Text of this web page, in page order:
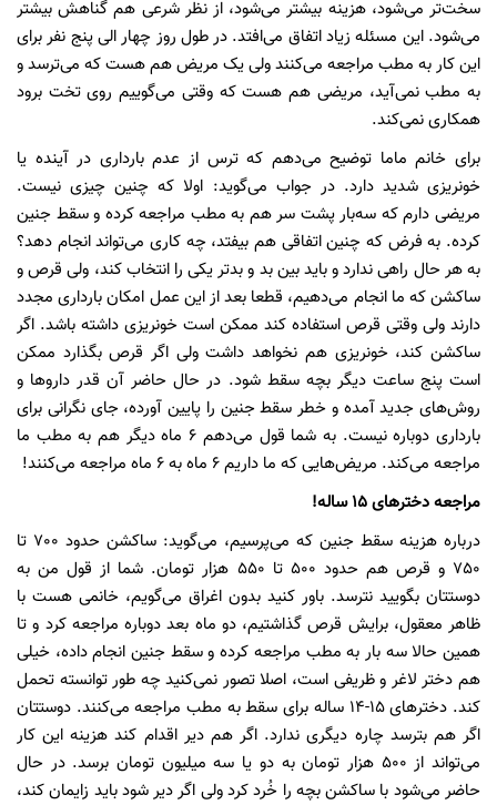
سخت‌تر می‌شود، هزینه بیشتر می‌شود، از نظر شرعی هم گناهش بیشتر
می‌شود. این مسئله زیاد اتفاق می‌افتد. در طول روز چهار الی پنج نفر برای
این کار به مطب مراجعه می‌کنند ولی یک مریض هم هست که می‌ترسد و
به مطب نمی‌آید، مریضی هم هست که وقتی می‌گوییم روی تخت برود
همکاری نمی‌کند.
برای خانم ماما توضیح می‌دهم که ترس از عدم بارداری در آینده یا
خونریزی شدید دارد. در جواب می‌گوید: اولا که چنین چیزی نیست.
مریضی دارم که سه‌بار پشت سر هم به مطب مراجعه کرده و سقط جنین
کرده. به فرض که چنین اتفاقی هم بیفتد، چه کاری می‌تواند انجام دهد؟
به هر حال راهی ندارد و باید بین بد و بدتر یکی را انتخاب کند، ولی قرص و
ساکشن که ما انجام می‌دهیم، قطعا بعد از این عمل امکان بارداری مجدد
دارند ولی وقتی قرص استفاده کند ممکن است خونریزی داشته باشد. اگر
ساکشن کند، خونریزی هم نخواهد داشت ولی اگر قرص بگذارد ممکن
است پنج ساعت دیگر بچه سقط شود. در حال حاضر آن قدر داروها و
روش‌های جدید آمده و خطر سقط جنین را پایین آورده، جای نگرانی برای
بارداری دوباره نیست. به شما قول می‌دهم 6 ماه دیگر هم به مطب ما
مراجعه می‌کند. مریض‌هایی که ما داریم 6 ماه به 6 ماه مراجعه می‌کنند!
مراجعه دخترهای 15 ساله!
درباره هزینه سقط جنین که می‌پرسیم، می‌گوید: ساکشن حدود 700 تا
750 و قرص هم حدود 500 تا 550 هزار تومان. شما از قول من به
دوستتان بگویید نترسد. باور کنید بدون اغراق می‌گویم، خانمی‌ هست با
ظاهر معقول، برایش قرص گذاشتیم، دو ماه بعد دوباره مراجعه کرد و تا
همین حالا سه بار به مطب مراجعه کرده و سقط جنین انجام داده، خیلی
هم دختر لاغر و ظریفی است، اصلا تصور نمی‌کنید چه طور توانسته تحمل
کند. دختر‌های 15-14 ساله برای سقط به مطب مراجعه می‌کنند. دوستتان
اگر هم بترسد چاره دیگری ندارد. اگر هم دیر اقدام کند هزینه این کار
می‌تواند از 500 هزار تومان به دو یا سه میلیون تومان برسد. در حال
حاضر می‌شود با ساکشن بچه را خُرد کرد ولی اگر دیر شود باید زایمان کند،